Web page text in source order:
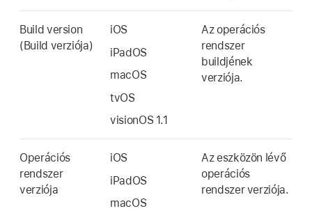
Build version
(Build verziója)
iOS
iPadOS
macOS
tvOS
visionOS 1.1
Az operációs
rendszer
buildjének
verziója.
Operációs
rendszer
verziója
iOS
iPadOS
macOS
Az eszközön lévő
operációs
rendszer verziója.